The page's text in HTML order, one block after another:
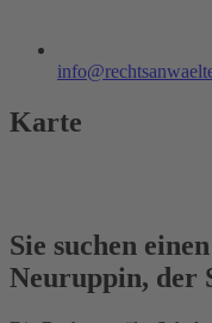
Karte
Sie suchen
Neuruppin,